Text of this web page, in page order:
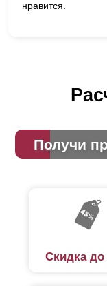
нравится.
Получи
Скидка до